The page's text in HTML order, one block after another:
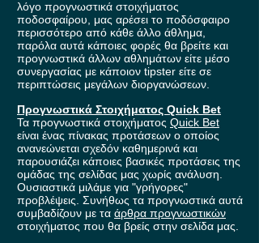
λόγο προγνωστικά στοιχήματος
ποδοσφαίρου, μας αρέσει το ποδόσφαιρο
περισσότερο από κάθε άλλο άθλημα,
παρόλα αυτά κάποιες φορές θα βρείτε και
προγνωστικά άλλων αθλημάτων είτε μέσο
συνεργασίας με κάποιον tipster είτε σε
περιπτώσεις μεγάλων διοργανώσεων.
Προγνωστικά Στοιχήματος Quick Bet
Τα προγνωστικά στοιχήματος Quick Bet
είναι ένας πίνακας προτάσεων ο οποίος
ανανεώνεται σχεδόν καθημερινά και
παρουσιάζει κάποιες βασικές προτάσεις της
ομάδας της σελίδας μας χωρίς ανάλυση.
Ουσιαστικά μιλάμε για "γρήγορες"
προβλέψεις. Συνήθως τα προγνωστικά αυτά
συμβαδίζουν με τα άρθρα προγνωστικών
στοιχήματος που θα βρείς στην σελίδα μας.